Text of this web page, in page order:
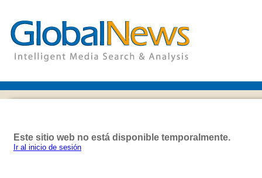
Este sitio web no está disponible temporalmente.
Ir al inicio de sesión